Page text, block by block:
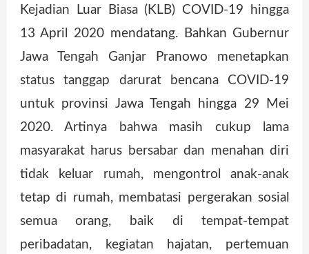
Kejadian Luar Biasa (KLB) COVID-19 hingga
13 April 2020 mendatang. Bahkan Gubernur
Jawa Tengah Ganjar Pranowo menetapkan
status tanggap darurat bencana COVID-19
untuk provinsi Jawa Tengah hingga 29 Mei
2020. Artinya bahwa masih cukup lama
masyarakat harus bersabar dan menahan diri
tidak keluar rumah, mengontrol anak-anak
tetap di rumah, membatasi pergerakan sosial
semua orang, baik di tempat-tempat
peribadatan, kegiatan hajatan, pertemuan